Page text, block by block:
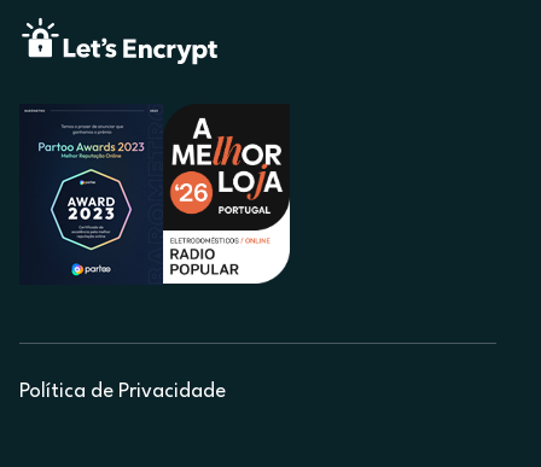
Política de Privacidade